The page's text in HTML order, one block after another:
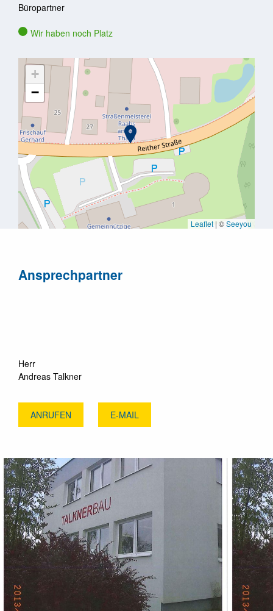
Büropartner
Wir haben noch Platz
Reitherstraße , 3820 Raabs an der Thaya
+
−
Leaflet | ©Seeyou
Ansprechpartner
Herr
Andreas Talkner
ANRUFEN E-MAIL